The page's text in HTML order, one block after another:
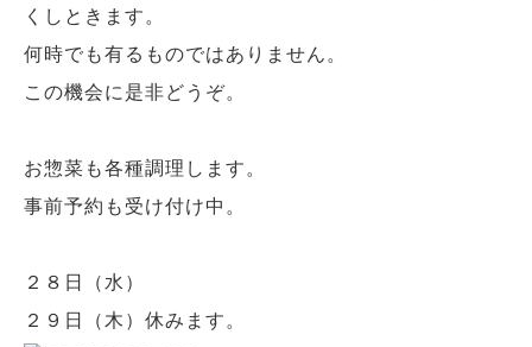
くしときます。
何時でも有るものではありません。
この機会に是非どうぞ。
お惣菜も各種調理します。
事前予約も受け付け中。
２８日（水）
２９日（木）休みます。